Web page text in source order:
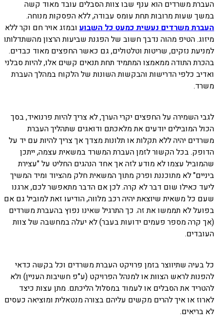
העברת משרדים הוא ענף שבו צוות הסבלים עובד מאוד קשה
במשך שעות מרובות תחת עומס עבודה, ללא הפסקות מנוחה.
העברת משרדים נעשית כמעט כל השבוע ובמזג אויר חם וקר ללא
מיזוג. הטיפ מהוה נדבך חשוב של הפגנת שביעות הרצון מהשתדלותו
למניעת נזקים, שריטות וטלטולים, גם כאשר החפצים מאוד כבדים.
בהכרת התודה ממאמצו המתמיד תחת תנאים קשים אלו, להיות סבלני
ואדיב כלפי הדרישות והבקשות השונות של הלקוח במהלך העברת
משרד.
לגבי השמירה על החפצים יקרי הערך, לא צריך להיות פרנואיד, בסך
הכול המובילים יודעים את מלאכתם ודואגים שתהליך העברת
משרדים יהיה ללא תקלות או תלונות מצדך אך צריך להיות עם יד על
הדופק. בכל הקשור לזמן העברת המשרד במשאית עצמה, ייתכן
שהמוביל עצמו לא מודע לזה אך אחד הנהגים החליט על "עצירת
ביניים" לא מתוכננת ופרק מתוך המשאית חלק מהציוד ומיד המשיך
ליעד כאילו שום דבר לא קרה. לכן אם הדבר מתאפשר לכם, ארגנו
שעם כל משאית שיוצאת יהיה רכב מלווה, הודיעו זאת למוביל גם אם
בפועל לא תממשו את זה. כך התרגיל שאינו נפוץ בהעברת משרדים
(אך קרה מספר פעמים ידועות בעבר) לא יעלה במחשבה של צוות
העובדים.
כל בעיה שתיווצר בזמן פרויקט העברת משרדים וכל בקשה כדאי
להפנות לראש הצוות או למנהל הפרויקט (ע"פ חשיבות העניין) ולא
להטריד את הסבלים או לעמוד במסלול הליכתם. מתן עצות כיצד
לארוז או איך להרים מקשים עליהם בצורה מנטאלית ומוציאה כעסים
לא בריאים.